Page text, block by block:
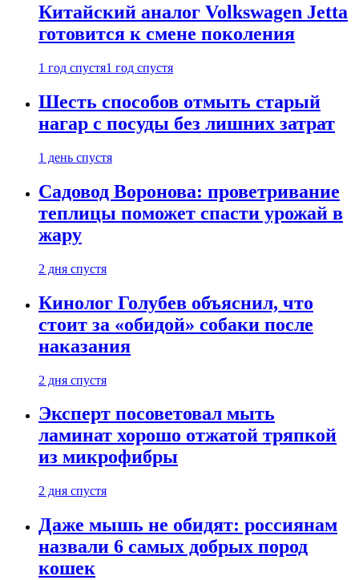
Китайский аналог Volkswagen Jetta
готовится к смене поколения
1 год спустя1 год спустя
Шесть способов отмыть старый
нагар с посуды без лишних затрат
1 день спустя
Садовод Воронова: проветривание
теплицы поможет спасти урожай в
жару
2 дня спустя
Кинолог Голубев объяснил, что
стоит за «обидой» собаки после
наказания
2 дня спустя
Эксперт посоветовал мыть
ламинат хорошо отжатой тряпкой
из микрофибры
2 дня спустя
Даже мышь не обидят: россиянам
назвали 6 самых добрых пород
кошек